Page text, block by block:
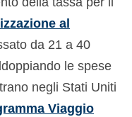
Bokmål
al
da 21 a 40
le spese
negli Stati Uniti
Viaggio